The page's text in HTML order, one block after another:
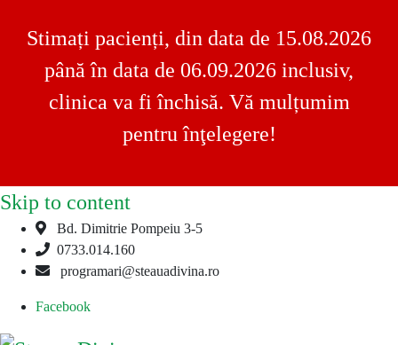
Stimați pacienți, din data de 15.08.2026
până în data de 06.09.2026 inclusiv,
clinica va fi închisă. Vă mulțumim
pentru înţelegere!
Skip to content
Bd. Dimitrie Pompeiu 3-5
0733.014.160
programari@steauadivina.ro
Facebook